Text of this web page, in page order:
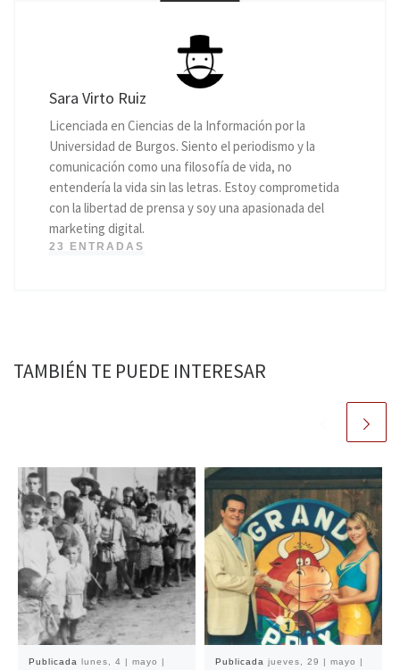
Sara Virto Ruiz
Licenciada en Ciencias de la Información por la
Universidad de Burgos. Siento el periodismo y la
comunicación como una filosofía de vida, no
entendería la vida sin las letras. Estoy comprometida
con la libertad de prensa y soy una apasionada del
marketing digital.
23 ENTRADAS
TAMBIÉN TE PUEDE INTERESAR
Publicada lunes, 4 | mayo | Publicada jueves, 29 | mayo |